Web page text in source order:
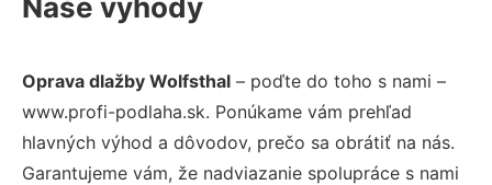
Oprava dlažby Wolfsthal – poďte do toho s nami –
www.profi-podlaha.sk. Ponúkame vám prehľad
hlavných výhod a dôvodov, prečo sa obrátiť na nás.
Garantujeme vám, že nadviazanie spolupráce s nami